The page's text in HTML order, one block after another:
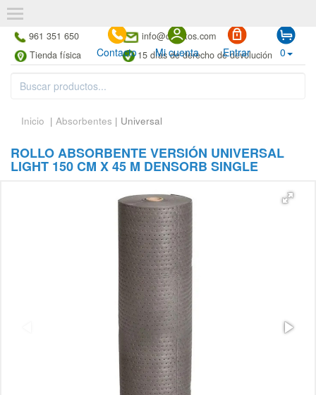
961 351 650
info@cubetos.com
Tienda física
15 días de derecho de devolución
Contacto Mi cuenta Entrar 0
Inicio | Absorbentes | Universal
ROLLO ABSORBENTE VERSIÓN UNIVERSAL
LIGHT 150 CM X 45 M DENSORB SINGLE